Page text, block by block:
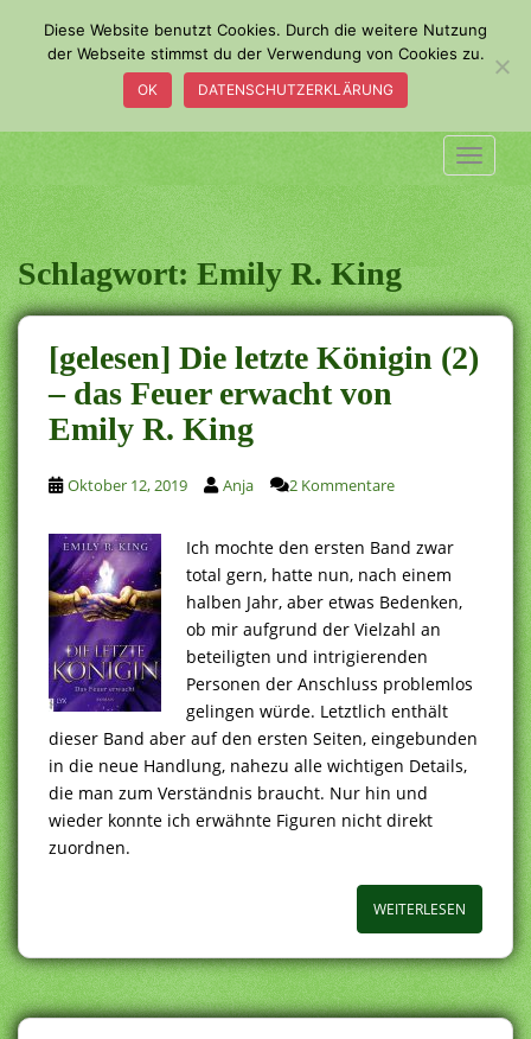
a
i
n
c
o
n
t
e
n
t
Schlagwort:Emily R. King
[gelesen] Die letzte Königin (2)
– das Feuer erwacht von
Emily R. King
Oktober 12, 2019 Anja 2 Kommentare
Ich mochte den ersten Band zwar
total gern, hatte nun, nach einem
halben Jahr, aber etwas Bedenken,
ob mir aufgrund der Vielzahl an
beteiligten und intrigierenden
Personen der Anschluss problemlos
gelingen würde. Letztlich enthält
dieser Band aber auf den ersten Seiten, eingebunden
in die neue Handlung, nahezu alle wichtigen Details,
die man zum Verständnis braucht. Nur hin und
wieder konnte ich erwähnte Figuren nicht direkt
zuordnen.
WEITERLESEN
Diese Website benutzt Cookies. Durch die weitere Nutzung
der Webseite stimmst du der Verwendung von Cookies zu.
OK DATENSCHUTZERKLÄRUNG